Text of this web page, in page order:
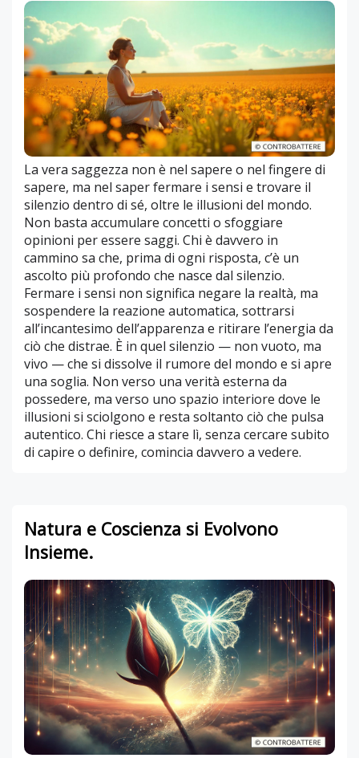
La vera saggezza non è nel sapere o nel fingere di
sapere, ma nel saper fermare i sensi e trovare il
silenzio dentro di sé, oltre le illusioni del mondo.
Non basta accumulare concetti o sfoggiare
opinioni per essere saggi. Chi è davvero in
cammino sa che, prima di ogni risposta, c’è un
ascolto più profondo che nasce dal silenzio.
Fermare i sensi non significa negare la realtà, ma
sospendere la reazione automatica, sottrarsi
all’incantesimo dell’apparenza e ritirare l’energia da
ciò che distrae. È in quel silenzio — non vuoto, ma
vivo — che si dissolve il rumore del mondo e si apre
una soglia. Non verso una verità esterna da
possedere, ma verso uno spazio interiore dove le
illusioni si sciolgono e resta soltanto ciò che pulsa
autentico. Chi riesce a stare lì, senza cercare subito
di capire o definire, comincia davvero a vedere.
Natura e Coscienza si Evolvono
Insieme.